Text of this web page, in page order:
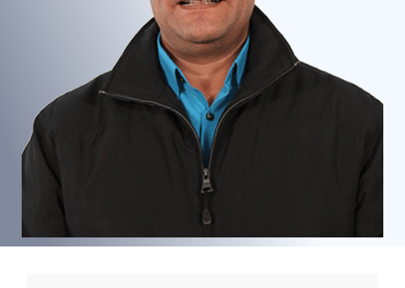
CONVOCATORIAS
MULTIMEDIA
I MÚSICOS EN CONTACTO
I GACETA
ICM
CONTACTO